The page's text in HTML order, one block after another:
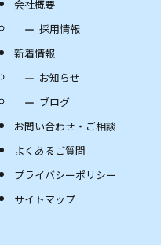
会社概要
採用情報
新着情報
お知らせ
ブログ
お問い合わせ・ご相談
よくあるご質問
プライバシーポリシー
サイトマップ